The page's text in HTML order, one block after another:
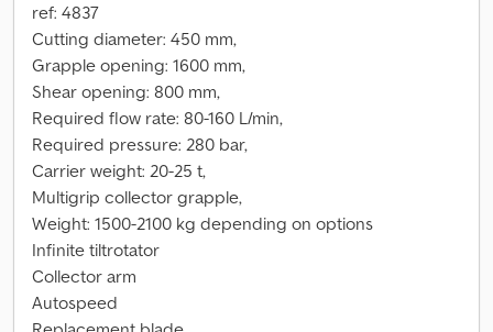
ref: 4837
Cutting diameter: 450 mm,
Grapple opening: 1600 mm,
Shear opening: 800 mm,
Required flow rate: 80-160 L/min,
Required pressure: 280 bar,
Carrier weight: 20-25 t,
Multigrip collector grapple,
Weight: 1500-2100 kg depending on options
Infinite tiltrotator
Collector arm
Autospeed